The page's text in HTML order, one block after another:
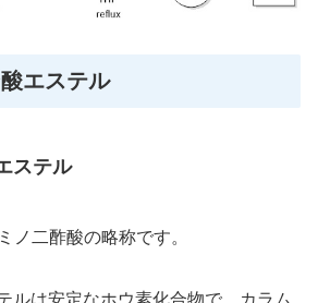
エステル
ステル
ノ二酢酸の略称です。
ルは安定なホウ素化合物で、カラム